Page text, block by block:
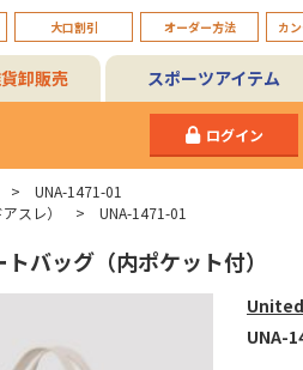
大口割引 オーダー方法 カ
卸販売 スポーツアイテム
ログイン
UNA-1471-01
スレ） UNA-1471-01
バッグ（内ポケット付）
UNA-